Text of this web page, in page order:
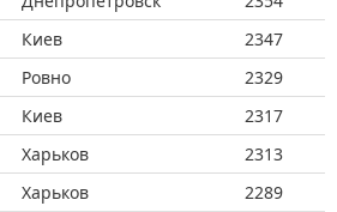
Киев
2347
Ровно
2329
Киев
2317
Харьков
2313
Харьков
2289